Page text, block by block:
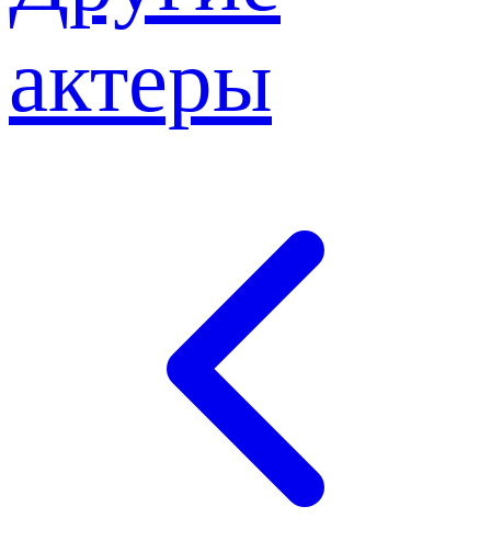
актеры